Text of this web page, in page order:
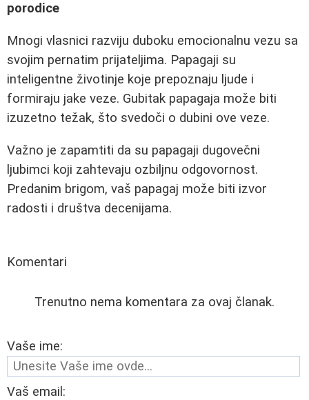
porodice
Mnogi vlasnici razviju duboku emocionalnu vezu sa
svojim pernatim prijateljima. Papagaji su
inteligentne životinje koje prepoznaju ljude i
formiraju jake veze. Gubitak papagaja može biti
izuzetno težak, što svedoči o dubini ove veze.
Važno je zapamtiti da su papagaji dugovečni
ljubimci koji zahtevaju ozbiljnu odgovornost.
Predanim brigom, vaš papagaj može biti izvor
radosti i društva decenijama.
Komentari
Trenutno nema komentara za ovaj članak.
Vaše ime:
Vaš email: